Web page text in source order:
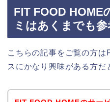
FIT FOOD HOME
ミはあくまでも
こちらの記事をご覧の方
スにかなり興味がある方だ